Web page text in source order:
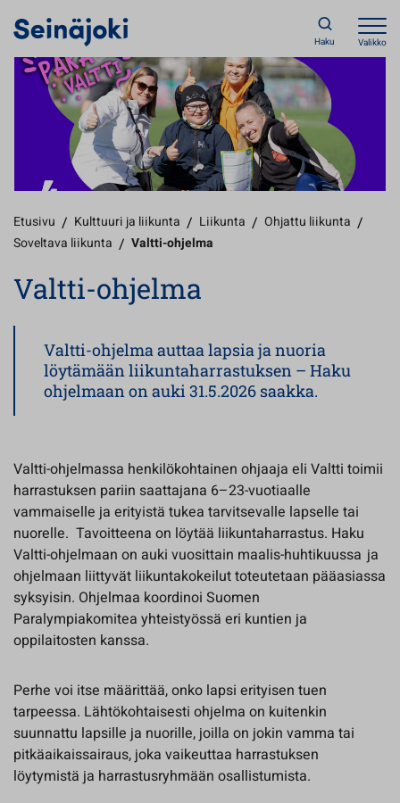
Haku Valikko
Etusivu / Kulttuuri ja liikunta / Liikunta / Ohjattu liikunta /
Soveltava liikunta / Valtti-ohjelma
Valtti-ohjelma
Valtti-ohjelma auttaa lapsia ja nuoria
löytämään liikuntaharrastuksen – Haku
ohjelmaan on auki 31.5.2026 saakka.
Valtti-ohjelmassa henkilökohtainen ohjaaja eli Valtti toimii
harrastuksen pariin saattajana 6–23-vuotiaalle
vammaiselle ja erityistä tukea tarvitsevalle lapselle tai
nuorelle. Tavoitteena on löytää liikuntaharrastus. Haku
Valtti-ohjelmaan on auki vuosittain maalis-huhtikuussa ja
ohjelmaan liittyvät liikuntakokeilut toteutetaan pääasiassa
syksyisin. Ohjelmaa koordinoi Suomen
Paralympiakomitea yhteistyössä eri kuntien ja
oppilaitosten kanssa.
Perhe voi itse määrittää, onko lapsi erityisen tuen
tarpeessa. Lähtökohtaisesti ohjelma on kuitenkin
suunnattu lapsille ja nuorille, joilla on jokin vamma tai
pitkäaikaissairaus, joka vaikeuttaa harrastuksen
löytymistä ja harrastusryhmään osallistumista.